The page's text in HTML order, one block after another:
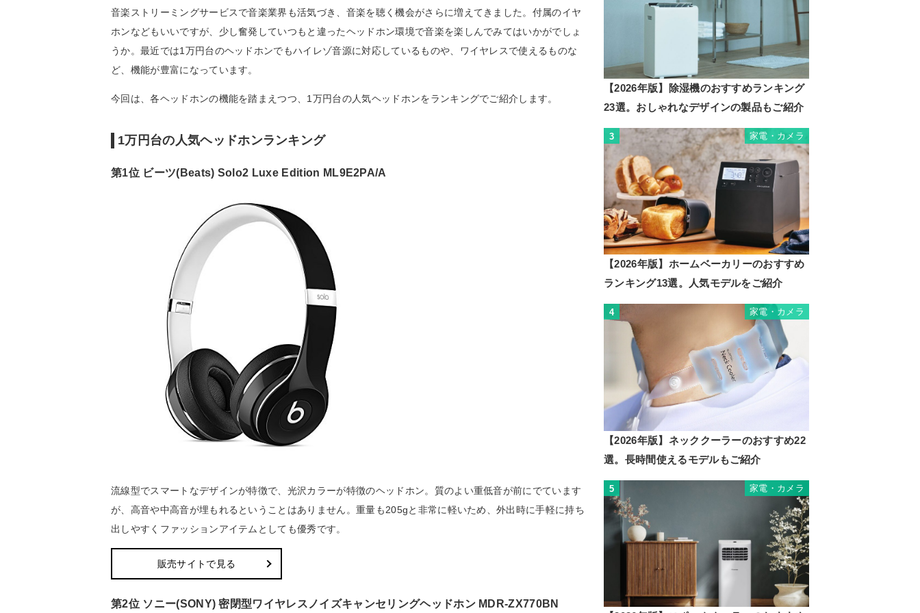
音楽ストリーミングサービスで音楽業界も活気づき、音楽を聴く機会がさらに増えてきました。付属のイヤ
ホンなどもいいですが、少し奮発していつもと違ったヘッドホン環境で音楽を楽しんでみてはいかがでしょ
うか。最近では1万円台のヘッドホンでもハイレゾ音源に対応しているものや、ワイヤレスで使えるものな
ど、機能が豊富になっています。
今回は、各ヘッドホンの機能を踏まえつつ、1万円台の人気ヘッドホンをランキングでご紹介します。
1万円台の人気ヘッドホンランキング
第1位 ビーツ(Beats) Solo2 Luxe Edition ML9E2PA/A
流線型でスマートなデザインが特徴で、光沢カラーが特徴のヘッドホン。質のよい重低音が前にでています
が、高音や中高音が埋もれるということはありません。重量も205gと非常に軽いため、外出時に手軽に持ち
出しやすくファッションアイテムとしても優秀です。
販売サイトで見る
第2位 ソニー(SONY) 密閉型ワイヤレスノイズキャンセリングヘッドホン MDR-ZX770BN
【2026年版】除湿機のおすすめランキング
23選。おしゃれなデザインの製品もご紹介
3 家電・カメラ
【2026年版】ホームベーカリーのおすすめ
ランキング13選。人気モデルをご紹介
4 家電・カメラ
【2026年版】ネッククーラーのおすすめ22
選。長時間使えるモデルもご紹介
5 家電・カメラ